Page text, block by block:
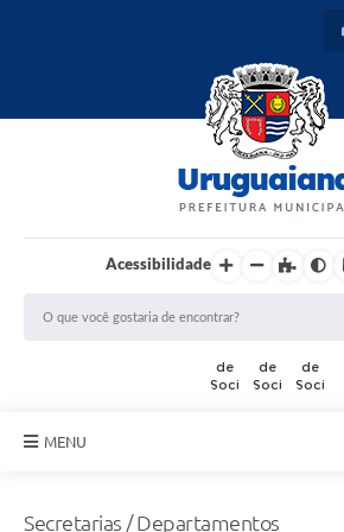
Acessibilidade
MENU
Secretarias / Departamentos